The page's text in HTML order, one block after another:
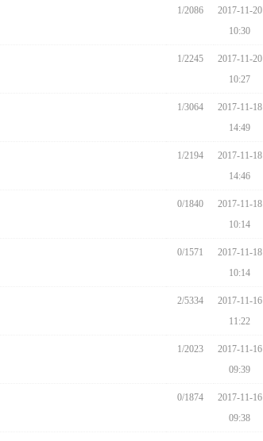
1/2086
2017-11-20
10:30
1/2245
2017-11-20
10:27
1/3064
2017-11-18
14:49
1/2194
2017-11-18
14:46
0/1840
2017-11-18
10:14
0/1571
2017-11-18
10:14
2/5334
2017-11-16
11:22
1/2023
2017-11-16
09:39
0/1874
2017-11-16
09:38